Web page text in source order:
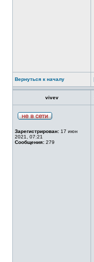
Вернуться к началу
vivev
Зарегистрирован: 17 июн
2021, 07:21
Сообщения: 279